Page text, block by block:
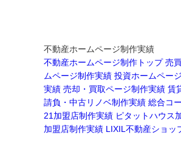
不動産ホームページ制作実績
不動産ホームページ制作トップ 売
ムページ制作実績 投資ホームペー
実績 売却・買取ページ制作実績 賃
請負・中古リノベ制作実績 総合コ
21加盟店制作実績 ピタットハウス
加盟店制作実績 LIXIL不動産ショッ